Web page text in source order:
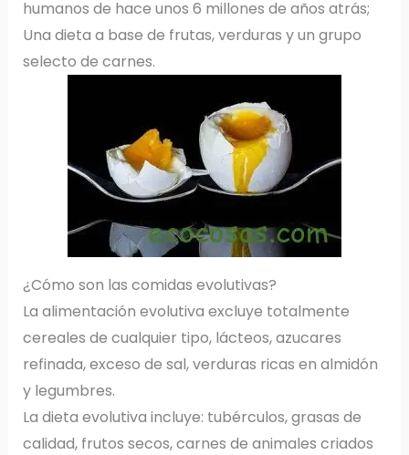
humanos de hace unos 6 millones de años atrás;
Una dieta a base de frutas, verduras y un grupo
selecto de carnes.
¿Cómo son las comidas evolutivas?
La alimentación evolutiva excluye totalmente
cereales de cualquier tipo, lácteos, azucares
refinada, exceso de sal, verduras ricas en almidón
y legumbres.
La dieta evolutiva incluye: tubérculos, grasas de
calidad, frutos secos, carnes de animales criados